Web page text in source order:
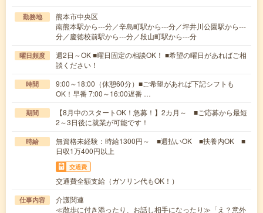
勤務地
熊本市中央区
南熊本駅から---分／辛島町駅から---分／坪井川公園駅から---
分／慶徳校前駅から---分／段山町駅から---分
曜日頻度
週2日～OK ■曜日固定の相談OK！ ■希望の曜日があればご相
談ください！
時間
9:00～18:00（休憩60分）■ご希望があれば下記シフトも
OK！早番 7:00～16:00遅番 …
期間
【8月中のスタートOK！急募！】2カ月～ ■ご応募から最短
2～3日後に就業が可能です！
時給
無資格未経験：時給1300円～ ■週払いOK ■扶養内OK ■
日収1万400円以上
交通費
交通費全額支給（ガソリン代もOK！）
仕事内容
介護関連
≪散歩に付き添ったり、お話し相手になったり≫「え？意外